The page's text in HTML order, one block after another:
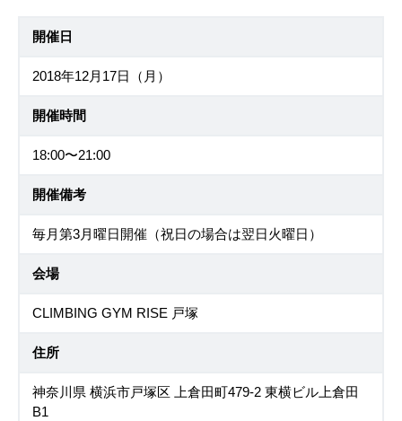
開催日
2018年12月17日（月）
開催時間
18:00〜21:00
開催備考
毎月第3月曜日開催（祝日の場合は翌日火曜日）
会場
CLIMBING GYM RISE 戸塚
住所
神奈川県 横浜市戸塚区 上倉田町479-2 東横ビル上倉田
B1